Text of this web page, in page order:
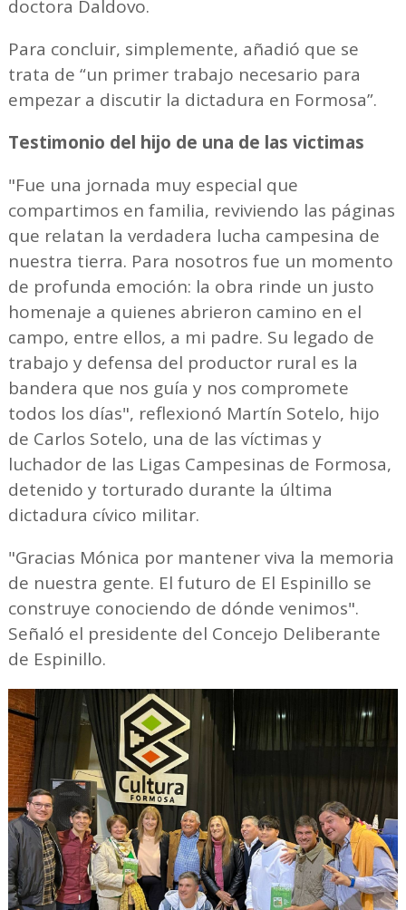
doctora Daldovo.
Para concluir, simplemente, añadió que se
trata de “un primer trabajo necesario para
empezar a discutir la dictadura en Formosa”.
Testimonio del hijo de una de las victimas
"Fue una jornada muy especial que
compartimos en familia, reviviendo las páginas
que relatan la verdadera lucha campesina de
nuestra tierra. Para nosotros fue un momento
de profunda emoción: la obra rinde un justo
homenaje a quienes abrieron camino en el
campo, entre ellos, a mi padre. Su legado de
trabajo y defensa del productor rural es la
bandera que nos guía y nos compromete
todos los días", reflexionó Martín Sotelo, hijo
de Carlos Sotelo, una de las víctimas y
luchador de las Ligas Campesinas de Formosa,
detenido y torturado durante la última
dictadura cívico militar.
"Gracias Mónica por mantener viva la memoria
de nuestra gente. El futuro de El Espinillo se
construye conociendo de dónde venimos".
Señaló el presidente del Concejo Deliberante
de Espinillo.